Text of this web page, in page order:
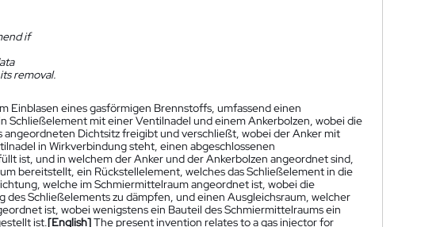
if
removal.
eines gasförmigen Brennstoffs, umfassend einen
Schließelement mit einer Ventilnadel und einem Ankerbolzen, wobei die
Dichtsitz freigibt und verschließt, wobei der Anker mit
in Wirkverbindung steht, einen abgeschlossenen
ist, und in welchem der Anker und der Ankerbolzen angeordnet sind,
bereitstellt, ein Rückstellelement, welches das Schließelement in die
welche im Schmiermittelraum angeordnet ist, wobei die
Schließelements zu dämpfen, und einen Ausgleichsraum, welcher
ist, wobei wenigstens ein Bauteil des Schmiermittelraums ein
ist.[English]The present invention relates to a gas injector for